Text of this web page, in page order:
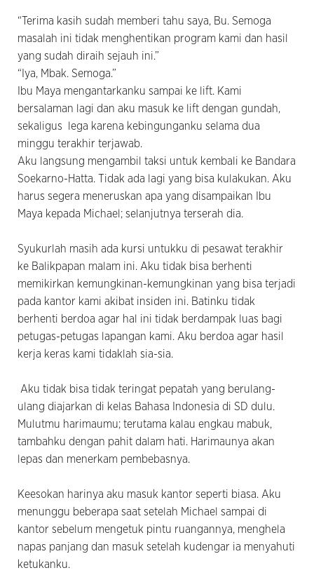
“Terima kasih sudah memberi tahu saya, Bu. Semoga
masalah ini tidak menghentikan program kami dan hasil
yang sudah diraih sejauh ini.”
“Iya, Mbak. Semoga.”
Ibu Maya mengantarkanku sampai ke lift. Kami
bersalaman lagi dan aku masuk ke lift dengan gundah,
sekaligus lega karena kebingunganku selama dua
minggu terakhir terjawab.
Aku langsung mengambil taksi untuk kembali ke Bandara
Soekarno-Hatta. Tidak ada lagi yang bisa kulakukan. Aku
harus segera meneruskan apa yang disampaikan Ibu
Maya kepada Michael; selanjutnya terserah dia.
Syukurlah masih ada kursi untukku di pesawat terakhir
ke Balikpapan malam ini. Aku tidak bisa berhenti
memikirkan kemungkinan-kemungkinan yang bisa terjadi
pada kantor kami akibat insiden ini. Batinku tidak
berhenti berdoa agar hal ini tidak berdampak luas bagi
petugas-petugas lapangan kami. Aku berdoa agar hasil
kerja keras kami tidaklah sia-sia.
Aku tidak bisa tidak teringat pepatah yang berulang-
ulang diajarkan di kelas Bahasa Indonesia di SD dulu.
Mulutmu harimaumu; terutama kalau engkau mabuk,
tambahku dengan pahit dalam hati. Harimaunya akan
lepas dan menerkam pembebasnya.
Keesokan harinya aku masuk kantor seperti biasa. Aku
menunggu beberapa saat setelah Michael sampai di
kantor sebelum mengetuk pintu ruangannya, menghela
napas panjang dan masuk setelah kudengar ia menyahuti
ketukanku.